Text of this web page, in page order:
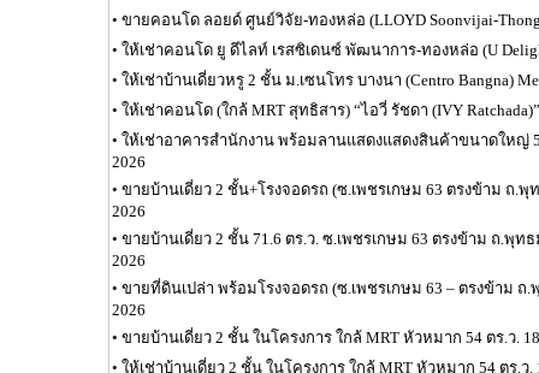
• ขายคอนโด ลอยด์ ศูนย์วิจัย-ทองหล่อ (LLOYD Soonvijai-
• ให้เช่าคอนโด ยู ดีไลท์ เรสซิเดนซ์ พัฒนาการ-ทองหล่อ (U
• ให้เช่าบ้านเดี่ยวหรู 2 ชั้น ม.เซนโทร บางนา (Centro Bangna)
• ให้เช่าคอนโด (ใกล้ MRT สุทธิสาร) “ไอวี่ รัชดา (IVY
• ให้เช่าอาคารสำนักงาน พร้อมลานแสดงแสดงสินค้าขนาดใหญ่
2026
• ขายบ้านเดี่ยว 2 ชั้น+โรงจอดรถ (ซ.เพชรเกษม 63 ตรงข้าม ถ.
2026
• ขายบ้านเดี่ยว 2 ชั้น 71.6 ตร.ว. ซ.เพชรเกษม 63 ตรงข้าม ถ.พุ
2026
• ขายที่ดินเปล่า พร้อมโรงจอดรถ (ซ.เพชรเกษม 63 – ตรงข้าม
2026
• ขายบ้านเดี่ยว 2 ชั้น ในโครงการ ใกล้ MRT หัวหมาก 54 ตร.ว.
• ให้เช่าบ้านเดี่ยว 2 ชั้น ในโครงการ ใกล้ MRT หัวหมาก 54 ตร.ว.